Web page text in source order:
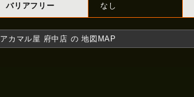
バリアフリー なし
アカマル屋 府中店 の 地図MAP